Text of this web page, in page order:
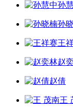
孙
孙
王
赵
赵倩
王